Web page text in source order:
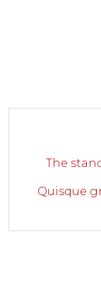
The
Quisque